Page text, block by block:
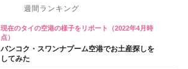
週間ランキング
現在のタイの空港の様子をリポート（2022年4月時
点）
バンコク・スワンナプーム空港でお土産探しを
してみた